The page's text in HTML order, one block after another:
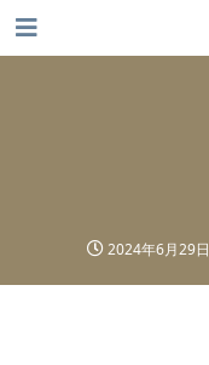
2024年6月29日